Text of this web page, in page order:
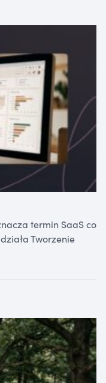
termin SaaS co
Tworzenie